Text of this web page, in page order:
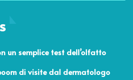
un semplice test dell’olfatto
di visite dal dermatologo